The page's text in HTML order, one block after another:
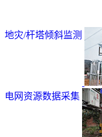
地灾/杆塔倾斜监测
电网资源数据采集